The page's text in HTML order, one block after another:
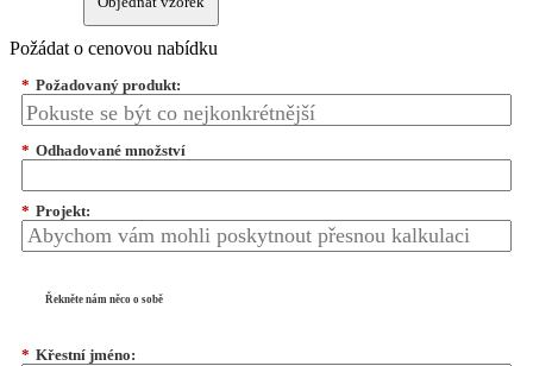
Požádat o cenovou nabídku
* Požadovaný produkt:
* Odhadované množství
* Projekt:
Řekněte nám něco o sobě
* Křestní jméno: